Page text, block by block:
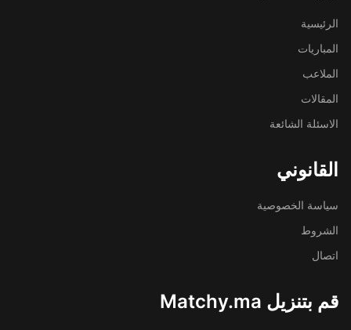
الرئيسية
المباريات
الملاعب
المقالات
الاسئلة الشائعة
القانوني
سياسة الخصوصية
الشروط
اتصال
قم بتنزيل Matchy.ma